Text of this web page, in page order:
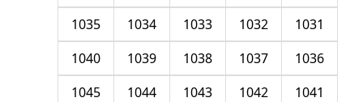
1031
1032
1033
1034
1035
1036
1037
1038
1039
1040
1041
1042
1043
1044
1045